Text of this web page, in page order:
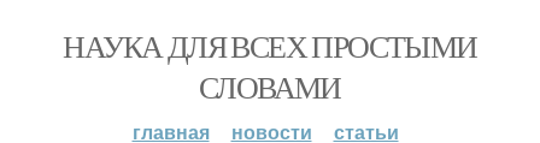
НАУКА ДЛЯ ВСЕХ ПРОСТЫМИ
СЛОВАМИ
главная новости статьи